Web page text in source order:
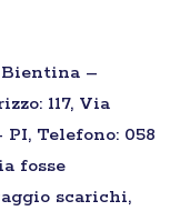
Bientina –
117, Via
Telefono: 058
fosse
scarichi,